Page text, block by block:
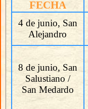
FECHA
4 de junio, San
Alejandro
8 de junio, San
Salustiano /
San Medardo